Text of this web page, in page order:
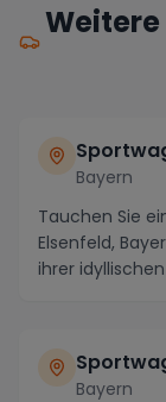
Bayern
Tauchen Sie
Elsenfeld,
ihrer
Bayern